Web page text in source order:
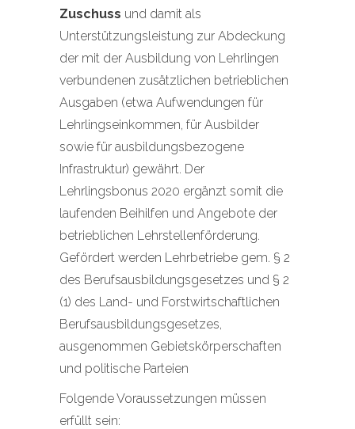
Zuschuss und damit als
Unterstützungsleistung zur Abdeckung
der mit der Ausbildung von Lehrlingen
verbundenen zusätzlichen betrieblichen
Ausgaben (etwa Aufwendungen für
Lehrlingseinkommen, für Ausbilder
sowie für ausbildungsbezogene
Infrastruktur) gewährt. Der
Lehrlingsbonus 2020 ergänzt somit die
laufenden Beihilfen und Angebote der
betrieblichen Lehrstellenförderung.
Gefördert werden Lehrbetriebe gem. § 2
des Berufsausbildungsgesetzes und § 2
(1) des Land- und Forstwirtschaftlichen
Berufsausbildungsgesetzes,
ausgenommen Gebietskörperschaften
und politische Parteien
Folgende Voraussetzungen müssen
erfüllt sein: